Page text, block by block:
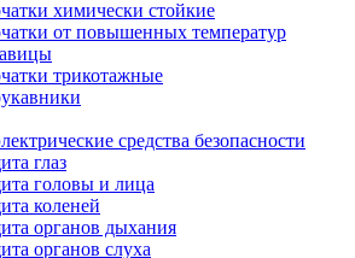
химически стойкие
от повышенных температур
трикотажные
средства безопасности
глаз
головы и лица
коленей
органов дыхания
органов слуха